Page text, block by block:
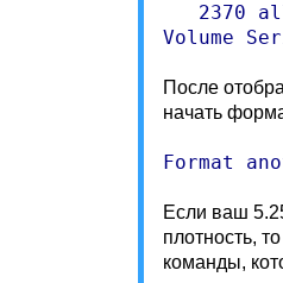
2370
Volume
После
начать
Format
Если ваш
плотность,
команды,